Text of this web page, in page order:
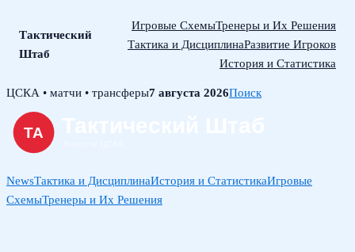
Тактический
Штаб
Игровые СхемыТренеры и Их Решения
Тактика и ДисциплинаРазвитие Игроков
История и Статистика
Skip
content
ЦСКА • матчи • трансферы7 августа 2026Поиск
NewsТактика и ДисциплинаИстория и СтатистикаИгровые
СхемыТренеры и Их Решения